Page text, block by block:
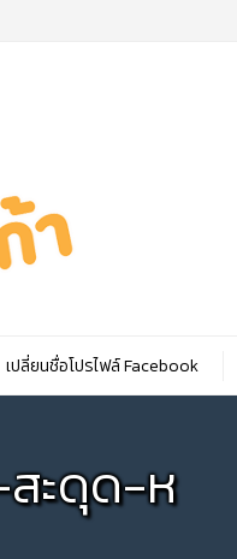
เปลี่ยนชื่อโปรไฟล์ Facebook
สะดุด-ห